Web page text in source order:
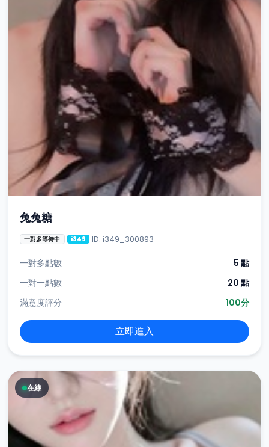
兔兔糖
一對多等待中 i349 ID: i349_300893
一對多點數
5 點
一對一點數
20 點
滿意度評分
100分
立即進入
在線